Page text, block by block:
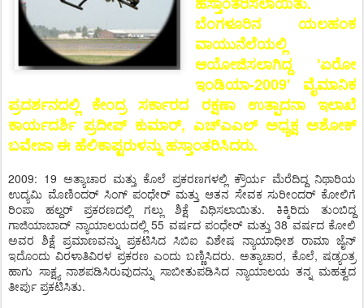
ಬೆಂಗಳೂರಿನ ಯಲಹಂಕ
ವಾಯುನೆಲೆಯಲ್ಲಿ
ಆಯೋಜಿಸಲಾಗಿದ್ದ 'ಏರೋ
ಇಂಡಿಯಾ-2009' ವೈಮಾನಿಕ
ಪ್ರದರ್ಶನದಲ್ಲಿ ಕೇಂದ್ರ ಸರ್ಕಾರದ ರಕ್ಷಣಾ ಉತ್ಪಾದನಾ ಇಲಾಖೆ
ಕಾರ್ಯದರ್ಶಿ ಪ್ರದೀಪ್ ಕುಮಾರ್, ಎಚ್‌ಎಎಲ್ ಅಧ್ಯಕ್ಷ ಅಶೋಕ್
ಬವೇಜಾ ಈ ಹೆಲಿಕಾಪ್ಟರುಳನ್ನು ಹಸ್ತಾಂತರಿಸಿದರು.
2009: 19 ಅತ್ಯಾಚಾರ ಮತ್ತು ಕೊಲೆ ಪ್ರಕರಣಗಳಲ್ಲಿ ಕ್ರೌರ್ಯ ಮೆರೆದಿದ್ದ ನಿಥಾರಿಯ
ಉದ್ಯಮಿ ಮೊಣಿಂದರ್ ಸಿಂಗ್ ಪಂಧೇರ್ ಮತ್ತು ಆತನ ಸೇವಕ ಸುರೀಂದರ್ ಕೋಲಿಗೆ
ರಿಂಪಾ ಹಲ್ದರ್ ಪ್ರಕರಣದಲ್ಲಿ ಗಲ್ಲು ಶಿಕ್ಷೆ ವಿಧಿಸಲಾಯಿತು. ಕಿಕ್ಕಿರಿದು ತುಂಬಿದ್ದ
ಗಾಜಿಯಾಬಾದ್ ನ್ಯಾಯಾಲಯದಲ್ಲಿ 55 ವರ್ಷದ ಪಂಧೇರ್ ಮತ್ತು 38 ವರ್ಷದ ಕೋಲಿ
ಅವರ ಶಿಕ್ಷೆ ಪ್ರಮಾಣವನ್ನು ಪ್ರಕಟಿಸಿದ ಸಿಬಿಐ ವಿಶೇಷ ನ್ಯಾಯಾಧೀಶ ರಾಮಾ ಜೈನ್
ಇದೊಂದು ವಿರಳಾತಿವಿರಳ ಪ್ರಕರಣ ಎಂದು ಬಣ್ಣಿಸಿದರು. ಅತ್ಯಾಚಾರ, ಕೊಲೆ, ಷಡ್ಯಂತ್ರ
ಹಾಗು ಸಾಕ್ಷ್ಯ ನಾಶಪಡಿಸಿರುವುದನ್ನು ಸಾಬೀತುಪಡಿಸಿದ ನ್ಯಾಯಾಲಯ ತನ್ನ ಮಹತ್ವದ
ತೀರ್ಪು ಪ್ರಕಟಿಸಿತು.